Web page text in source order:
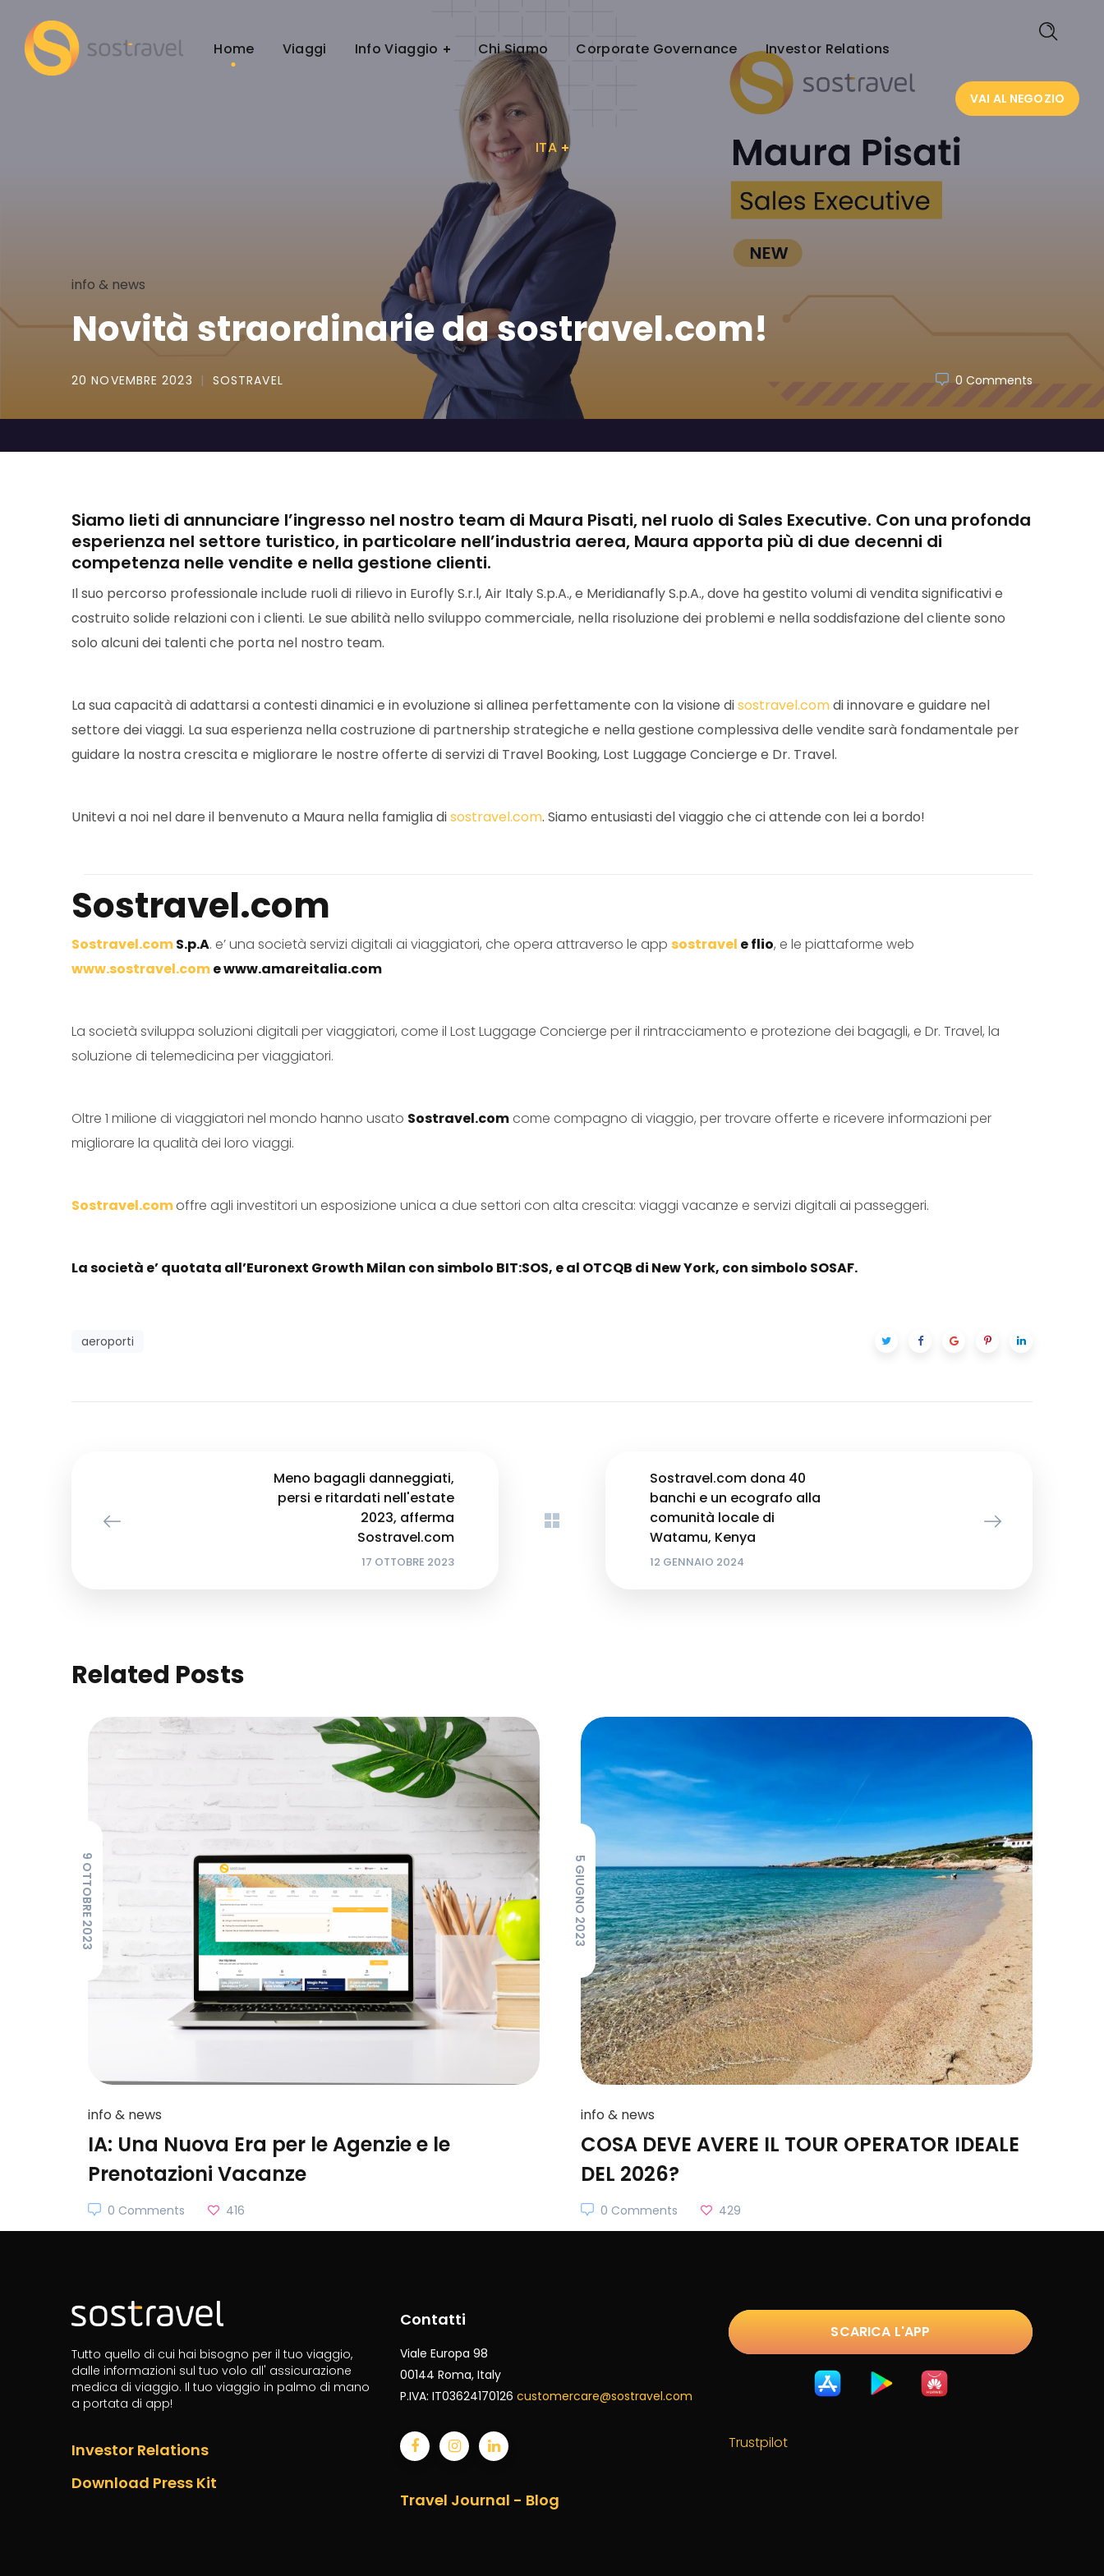
Home Viaggi Info Viaggio Chi Siamo Corporate Governance Investor Relations
ITA
VAI AL NEGOZIO
info & news
Novità straordinarie da sostravel.com!
20 NOVEMBRE 2023 SOSTRAVEL 0 Comments
Siamo lieti di annunciare l’ingresso nel nostro team di Maura Pisati, nel ruolo di Sales Executive. Con una profonda
esperienza nel settore turistico, in particolare nell’industria aerea, Maura apporta più di due decenni di
competenza nelle vendite e nella gestione clienti.
Il suo percorso professionale include ruoli di rilievo in Eurofly S.r.l, Air Italy S.p.A., e Meridianafly S.p.A., dove ha gestito volumi di vendita significativi e
costruito solide relazioni con i clienti. Le sue abilità nello sviluppo commerciale, nella risoluzione dei problemi e nella soddisfazione del cliente sono
solo alcuni dei talenti che porta nel nostro team.
La sua capacità di adattarsi a contesti dinamici e in evoluzione si allinea perfettamente con la visione disostravel.comdi innovare e guidare nel
settore dei viaggi. La sua esperienza nella costruzione di partnership strategiche e nella gestione complessiva delle vendite sarà fondamentale per
guidare la nostra crescita e migliorare le nostre offerte di servizi di Travel Booking, Lost Luggage Concierge e Dr. Travel.
Unitevi a noi nel dare il benvenuto a Maura nella famiglia disostravel.com. Siamo entusiasti del viaggio che ci attende con lei a bordo!
Sostravel.com
Sostravel.comS.p.A. e’ una società servizi digitali ai viaggiatori, che opera attraverso le app sostravel eflio, e le piattaforme web
www.sostravel.comewww.amareitalia.com
La società sviluppa soluzioni digitali per viaggiatori, come il Lost Luggage Concierge per il rintracciamento e protezione dei bagagli, e Dr. Travel, la
soluzione di telemedicina per viaggiatori.
Oltre 1 milione di viaggiatori nel mondo hanno usato Sostravel.com come compagno di viaggio, per trovare offerte e ricevere informazioni per
migliorare la qualità dei loro viaggi.
Sostravel.comoffre agli investitori un esposizione unica a due settori con alta crescita: viaggi vacanze e servizi digitali ai passeggeri.
La società e’ quotata all’Euronext Growth Milan con simbolo BIT:SOS, e al OTCQB di New York, con simbolo SOSAF.
aeroporti
Meno bagagli danneggiati,
persi e ritardati nell'estate
2023, afferma
Sostravel.com
17 OTTOBRE 2023
Sostravel.com dona 40
banchi e un ecografo alla
comunità locale di
Watamu, Kenya
12 GENNAIO 2024
Related Posts
9 OTTOBRE 2023
info & news
IA: Una Nuova Era per le Agenzie e le
Prenotazioni Vacanze
416
0 Comments
5 GIUGNO 2023
info & news
COSA DEVE AVERE IL TOUR OPERATOR IDEALE
DEL 2026?
429
0 Comments
Tutto quello di cui hai bisogno per il tuo viaggio,
dalle informazioni sul tuo volo all' assicurazione
medica di viaggio. Il tuo viaggio in palmo di mano
a portata di app!
Investor Relations
Download Press Kit
Contatti
Viale Europa 98
00144 Roma, Italy
P.IVA: IT03624170126 customercare@sostravel.com
Travel Journal - Blog
SCARICA L'APP
Trustpilot